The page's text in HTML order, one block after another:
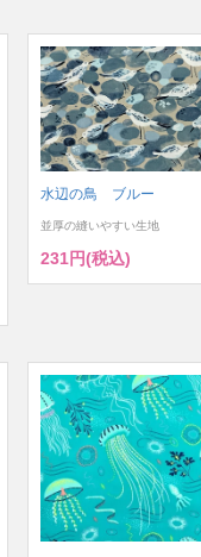
水辺の鳥 ブルー
並厚の縫いやすい生地
231円(税込)